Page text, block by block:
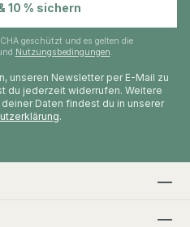
10 % sichern
geschützt und es gelten die
Nutzungsbedingungen.
unseren Newsletter per E-Mail zu
du jederzeit widerrufen. Weitere
Daten findest du in unserer
.